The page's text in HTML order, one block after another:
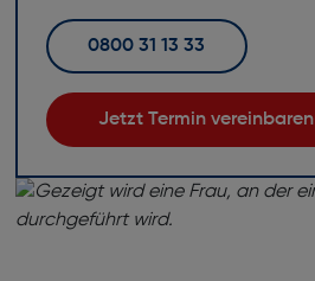
0800 31 13 33
Jetzt Termin vereinbaren